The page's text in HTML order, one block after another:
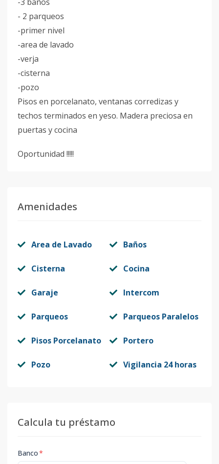
- 2 parqueos
-primer nivel
-area de lavado
-verja
-cisterna
-pozo
Pisos en porcelanato, ventanas corredizas y
techos terminados en yeso. Madera preciosa en
puertas y cocina
Oportunidad !!!!!
Amenidades
Area de Lavado Baños
Cisterna Cocina
Garaje Intercom
Parqueos Parqueos Paralelos
Pisos Porcelanato Portero
Pozo Vigilancia 24 horas
Calcula tu préstamo
Banco*